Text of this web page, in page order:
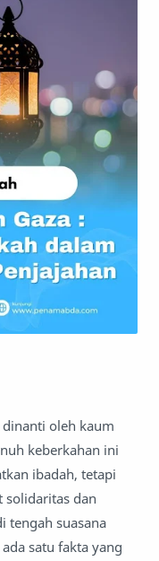
oleh kaum
keberkahan ini
ibadah, tetapi
dan
tengah suasana
satu fakta yang